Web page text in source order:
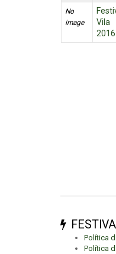
No
image
Vila
2016
Política
Política